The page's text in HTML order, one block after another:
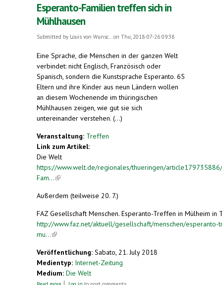
Esperanto-Familien treffen sich in
Mühlhausen
Submitted by Louis von Wunsc... on Thu, 2018-07-26 09:38
Eine Sprache, die Menschen in der ganzen Welt
verbindet: nicht Englisch, Französisch oder
Spanisch, sondern die Kunstsprache Esperanto. 65
Eltern und ihre Kinder aus neun Ländern wollen
an diesem Wochenende im thüringischen
Mühlhausen zeigen, wie gut sie sich
untereinander verstehen. (...)
Veranstaltung: Treffen
Link zum Artikel:
Die Welt
https://www.welt.de/regionales/thueringen/
Fam...(link is external)
Außerdem (teilweise 20. 7.)
FAZ Gesellschaft Menschen. Esperanto-Treffen in Mülheim in
http://www.faz.net/aktuell/gesellschaft/menschen/esperanto-
mu...(link is external)
Veröffentlichung: Sabato, 21. July 2018
Medientyp: Internet-Zeitung
Medium: Die Welt
about Esperanto-Familien treffen sich in